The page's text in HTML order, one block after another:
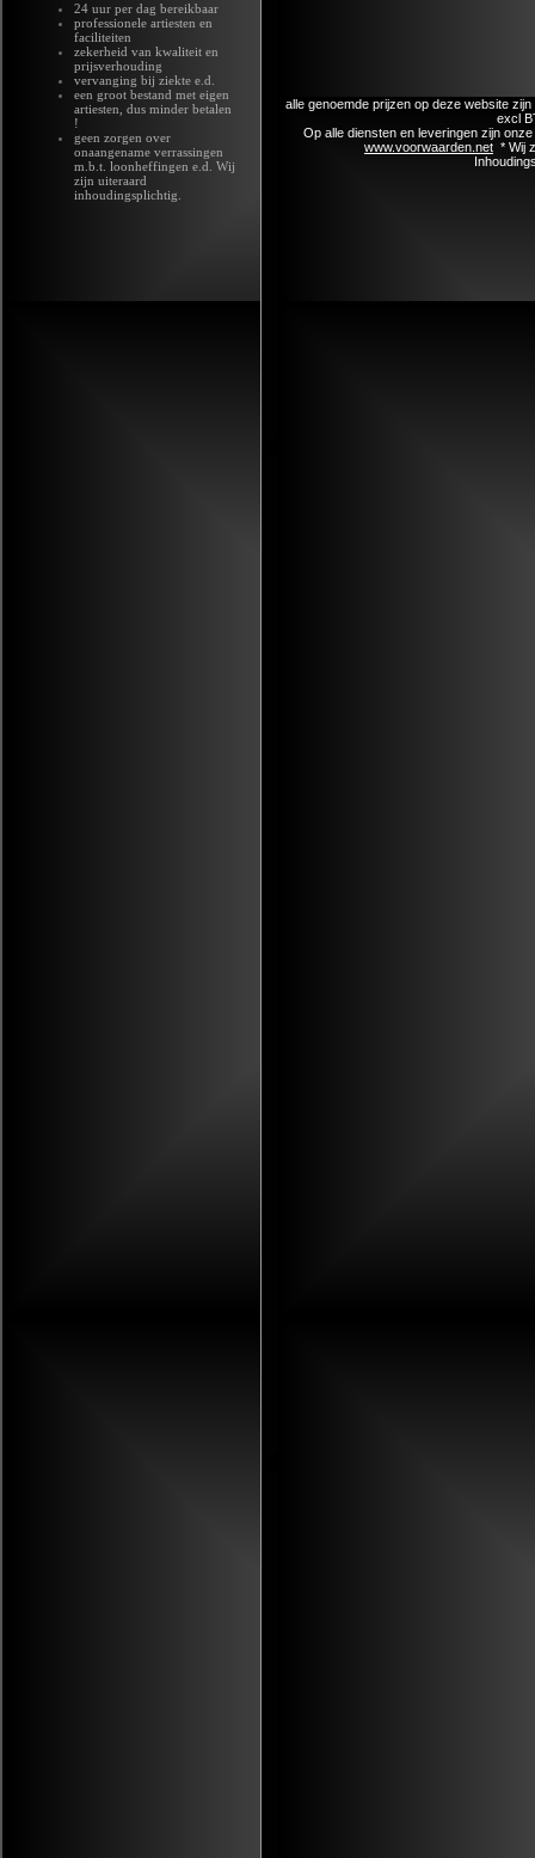
24 uur per dag bereikbaar
professionele artiesten en
faciliteiten
zekerheid van kwaliteit en
prijsverhouding
vervanging bij ziekte e.d.
een groot bestand met eigen
artiesten, dus minder betalen
!
geen zorgen over
onaangename verrassingen
m.b.t. loonheffingen e.d. Wij
zijn uiteraard
inhoudingsplichtig.
alle genoemde prijzen op deze website
excl
Op alle diensten en leveringen zijn
www.voorwaarden.net * Wij